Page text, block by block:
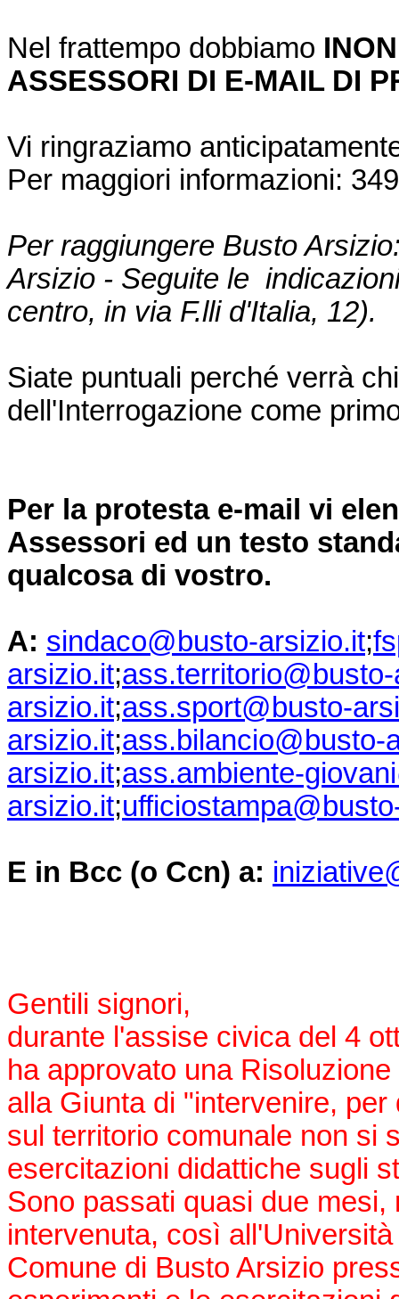
Nel frattempo dobbiamo
ASSESSORI DI E-MAIL DI
Vi ringraziamo
Per maggiori informazioni:
Per raggiungere Busto
Arsizio - Seguite le
centro, in via F.lli d'Italia, 12).
Siate puntuali perché verrà
dell'Interrogazione come
Per la protesta e-mail vi
Assessori ed un testo
qualcosa di vostro.
A: sindaco@busto-arsizio.it;
arsizio.it;
arsizio.it;ass.sport@busto-
arsizio.it;ass.bilancio@busto-
arsizio.it;ass.ambiente-
arsizio.it;
E in Bcc (o Ccn) a:
Gentili signori,
durante l'assise civica del 4
ha approvato una
alla Giunta di "intervenire,
sul territorio comunale non si
esercitazioni didattiche sugli
Sono passati quasi due
intervenuta, così
Comune di Busto Arsizio